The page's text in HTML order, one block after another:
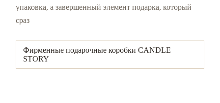
упаковка, а завершенный элемент подарка, который
сраз
Фирменные подарочные коробки CANDLE
STORY